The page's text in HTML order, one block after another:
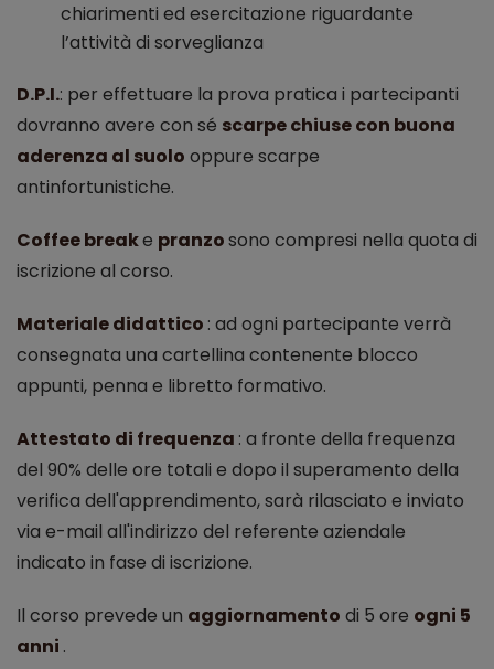
chiarimenti ed esercitazione riguardante
l’attività di sorveglianza
D.P.I.: per effettuare la prova pratica i partecipanti
dovranno avere con sé scarpe chiuse con buona
aderenza al suolo oppure scarpe
antinfortunistiche.
Coffee breake pranzosono compresi nella quota di
iscrizione al corso.
Materiale didattico : ad ogni partecipante verrà
consegnata una cartellina contenente blocco
appunti, penna e libretto formativo.
Attestato di frequenza : a fronte della frequenza
del 90% delle ore totali e dopo il superamento della
verifica dell'apprendimento, sarà rilasciato e inviato
via e-mail all'indirizzo del referente aziendale
indicato in fase di iscrizione.
Il corso prevede un aggiornamento di 5 ore ogni 5
anni .